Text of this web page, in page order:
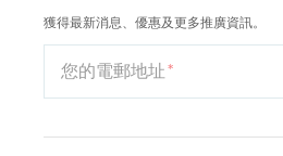
獲得最新消息、優惠及更多推廣資訊。
您的電郵地址